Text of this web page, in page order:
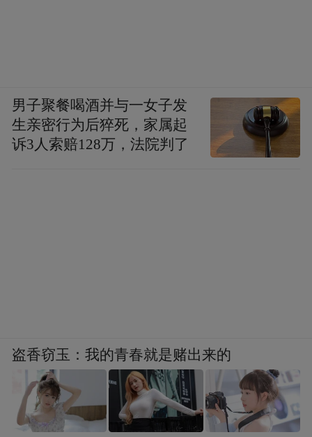
男子聚餐喝酒并与一女子发
生亲密行为后猝死，家属起
诉3人索赔128万，法院判了
盗香窃玉：我的青春就是赌出来的